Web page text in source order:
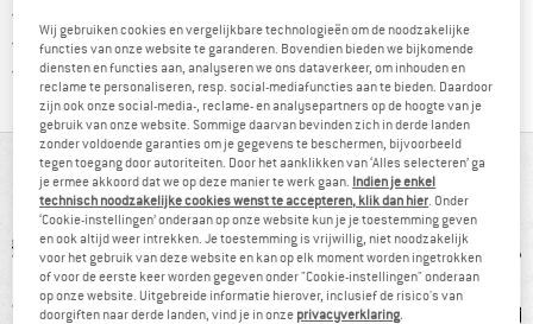
> 4.000.000 tevreden klanten
Alle artikelen in voorraad
IN EEN OOGOPSLAG
Wij gebruiken cookies en vergelijkbare technologieën om de noodzakelijke
functies van onze website te garanderen. Bovendien bieden we bijkomende
diensten en functies aan, analyseren we ons dataverkeer, om inhouden en
reclame te personaliseren, resp. social-mediafuncties aan te bieden. Daardoor
zijn ook onze social-media-, reclame- en analysepartners op de hoogte van je
gebruik van onze website. Sommige daarvan bevinden zich in derde landen
zonder voldoende garanties om je gegevens te beschermen, bijvoorbeeld
tegen toegang door autoriteiten. Door het aanklikken van ‘Alles selecteren’ ga
je ermee akkoord dat we op deze manier te werk gaan. Indien je enkel
technisch noodzakelijke cookies wenst te accepteren, klik dan hier . Onder
‘Cookie-instellingen’ onderaan op onze website kun je je toestemming geven
en ook altijd weer intrekken. Je toestemming is vrijwillig, niet noodzakelijk
voor het gebruik van deze website en kan op elk moment worden ingetrokken
of voor de eerste keer worden gegeven onder "Cookie-instellingen" onderaan
op onze website. Uitgebreide informatie hierover, inclusief de risico's van
doorgiften naar derde landen, vind je in onze privacyverklaring